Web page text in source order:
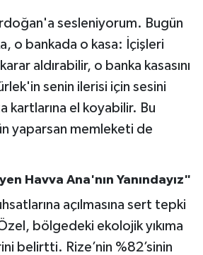
sesleniyorum. Bugün
o bankada o kasa: İçişleri
karar aldırabilir, o banka kasasını
senin ilerisi için sesini
kartlarına el koyabilir. Bu
yaparsan memleketi de
Havva Ana'nın Yanındayız"
açılmasına sert tepki
bölgedeki ekolojik yıkıma
belirtti. Rize’nin %82’sinin